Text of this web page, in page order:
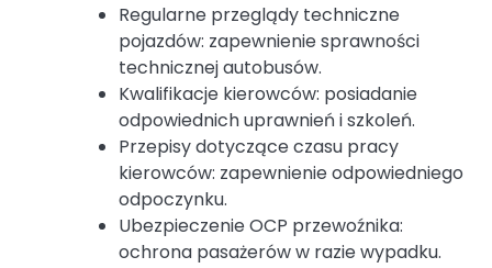
Regularne przeglądy techniczne
pojazdów: zapewnienie sprawności
technicznej autobusów.
Kwalifikacje kierowców: posiadanie
odpowiednich uprawnień i szkoleń.
Przepisy dotyczące czasu pracy
kierowców: zapewnienie odpowiedniego
odpoczynku.
Ubezpieczenie OCP przewoźnika:
ochrona pasażerów w razie wypadku.